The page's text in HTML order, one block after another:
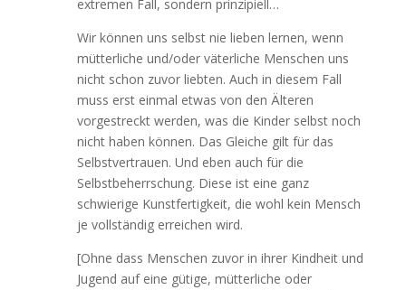
extremen Fall, sondern prinzipiell…
Wir können uns selbst nie lieben lernen, wenn
mütterliche und/oder väterliche Menschen uns
nicht schon zuvor liebten. Auch in diesem Fall
muss erst einmal etwas von den Älteren
vorgestreckt werden, was die Kinder selbst noch
nicht haben können. Das Gleiche gilt für das
Selbstvertrauen. Und eben auch für die
Selbstbeherrschung. Diese ist eine ganz
schwierige Kunstfertigkeit, die wohl kein Mensch
je vollständig erreichen wird.
[Ohne dass Menschen zuvor in ihrer Kindheit und
Jugend auf eine gütige, mütterliche oder